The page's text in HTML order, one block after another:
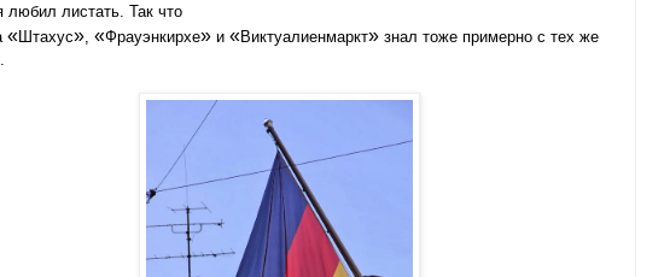
любил листать. Так что
«Штахус» «Фрауэнкирхе» и «Виктуалиенмаркт» знал тоже примерно с тех же